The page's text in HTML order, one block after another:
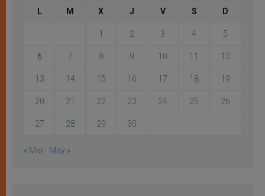
L M X J V S D
1 2 3 4 5
6 7 8 9 10 11 12
13 14 15 16 17 18 19
20 21 22 23 24 25 26
27 28 29 30
« Mar May »